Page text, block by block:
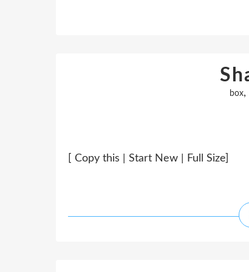
box,
[ Copy this | Start New | Full Size]